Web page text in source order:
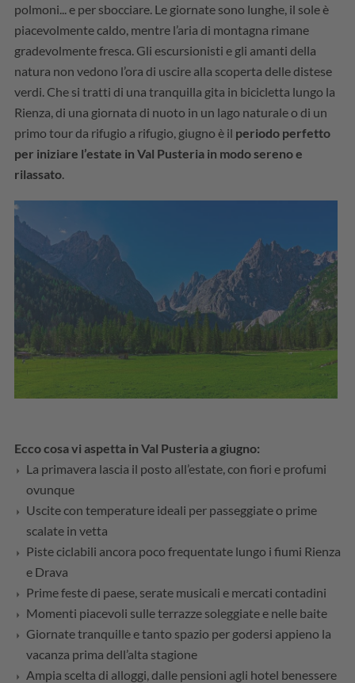
polmoni... e per sbocciare. Le giornate sono lunghe, il sole è
piacevolmente caldo, mentre l’aria di montagna rimane
gradevolmente fresca. Gli escursionisti e gli amanti della
natura non vedono l’ora di uscire alla scoperta delle distese
verdi. Che si tratti di una tranquilla gita in bicicletta lungo la
Rienza, di una giornata di nuoto in un lago naturale o di un
primo tour da rifugio a rifugio, giugno è il periodo perfetto
per iniziare l’estate in Val Pusteria in modo sereno e
rilassato
Ecco cosa vi aspetta in Val Pusteria a giugno:
La primavera lascia il posto all’estate, con fiori e profumi
ovunque
Uscite con temperature ideali per passeggiate o prime
scalate in vetta
Piste ciclabili ancora poco frequentate lungo i fiumi Rienza
e Drava
Prime feste di paese, serate musicali e mercati contadini
Momenti piacevoli sulle terrazze soleggiate e nelle baite
Giornate tranquille e tanto spazio per godersi appieno la
vacanza prima dell’alta stagione
Ampia scelta di alloggi, dalle pensioni agli hotel benessere